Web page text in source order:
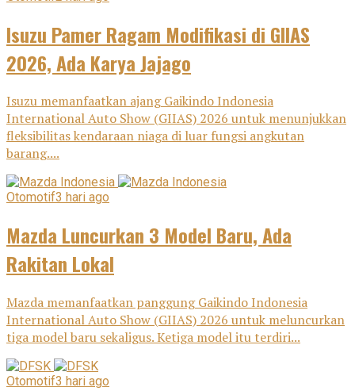
Isuzu Pamer Ragam Modifikasi di GIIAS
2026, Ada Karya Jajago
Isuzu memanfaatkan ajang Gaikindo Indonesia
International Auto Show (GIIAS) 2026 untuk menunjukkan
fleksibilitas kendaraan niaga di luar fungsi angkutan
barang....
Otomotif3 hari ago
Mazda Luncurkan 3 Model Baru, Ada
Rakitan Lokal
Mazda memanfaatkan panggung Gaikindo Indonesia
International Auto Show (GIIAS) 2026 untuk meluncurkan
tiga model baru sekaligus. Ketiga model itu terdiri...
Otomotif3 hari ago